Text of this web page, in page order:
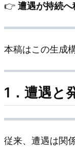
👉 遭遇が持続
本稿はこの生成
1．遭遇と
従来、遭遇は関